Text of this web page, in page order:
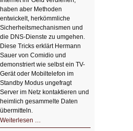
haben aber Methoden
entwickelt, herkömmliche
Sicherheitsmechanismen und
die DNS-Dienste zu umgehen.
Diese Tricks erklärt Hermann
Sauer von Comidio und
demonstriert wie selbst ein TV-
Gerät oder Mobiltelefon im
Standby Modus ungefragt
Server im Netz kontaktieren und
heimlich gesammelte Daten
übermitteln.
Weiterlesen …
DNS